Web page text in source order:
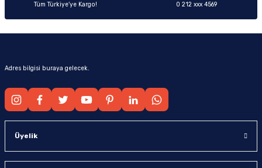
Tüm Türkiye’ye Kargo! 0 212 xxx 4569
Adres bilgisi buraya gelecek.
Üyelik